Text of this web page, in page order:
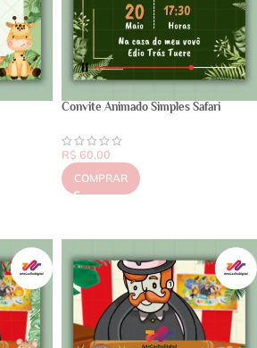
Convite Animado Simples Safari
R$ 60,00
COMPRAR